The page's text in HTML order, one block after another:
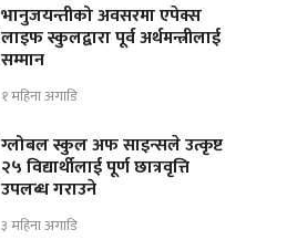
भानुजयन्तीको अवसरमा एपेक्स
लाइफ स्कुलद्वारा पूर्व अर्थमन्त्रीलाई
सम्मान
१ महिना अगाडि
ग्लोबल स्कुल अफ साइन्सले उत्कृष्ट
२५ विद्यार्थीलाई पूर्ण छात्रवृत्ति
उपलब्ध गराउने
३ महिना अगाडि